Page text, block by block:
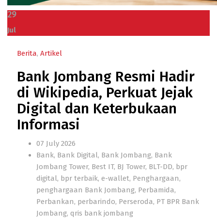
29
Jul
Berita, Artikel
Bank Jombang Resmi Hadir
di Wikipedia, Perkuat Jejak
Digital dan Keterbukaan
Informasi
07 July 2026
Bank, Bank Digital, Bank Jombang, Bank
Jombang Tower, Best IT, BJ Tower, BLT-DD, bpr
digital, bpr terbaik, e-wallet, Penghargaan,
penghargaan Bank Jombang, Perbamida,
Perbankan, perbarindo, Perseroda, PT BPR Bank
Jombang, qris bank jombang